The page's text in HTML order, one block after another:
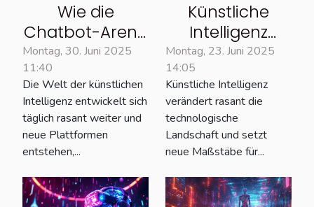
Wie die
Chatbot-Arena
zum TripAdvisor
der Künstlichen
Intelligenz
wurde
Montag, 30. Juni 2025
11:40
Die Welt der künstlichen
Intelligenz entwickelt sich
täglich rasant weiter und
neue Plattformen
entstehen,...
Künstliche
Intelligenz
Einblicke:
Überblick über
die neuesten
Entwicklungen
aus den USA
nun auch in
Frankreich
verfügbar
Montag, 23. Juni 2025
14:05
Künstliche Intelligenz
verändert rasant die
technologische
Landschaft und setzt
neue Maßstäbe für...